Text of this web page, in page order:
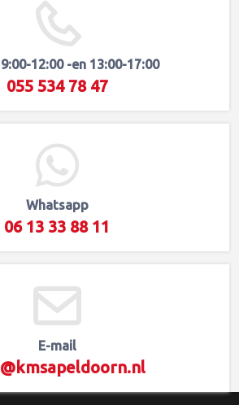
ECU)
12:00 -en 13:00-17:00
055 534 78 47
Whatsapp
06 13 33 88 11
E-mail